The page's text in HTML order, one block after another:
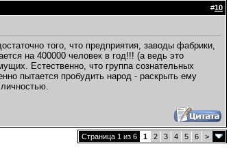
#10
того, что предприятия, заводы фабрики,
на 400000 человек в год!!! (а ведь это
Естественно, что группа сознательных
пытается пробудить народ - раскрыть ему
Страница 1 из 6 1 2 3 4 5 6 >